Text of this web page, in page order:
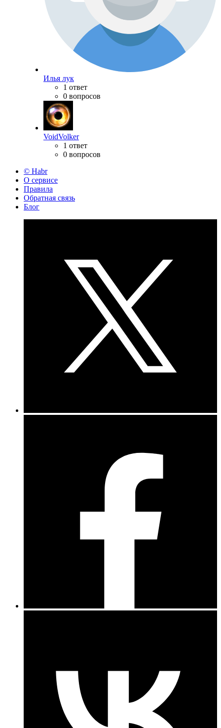
Илья лук
1 ответ
0 вопросов
VoidVolker
1 ответ
0 вопросов
© Habr
О сервисе
Правила
Обратная связь
Блог